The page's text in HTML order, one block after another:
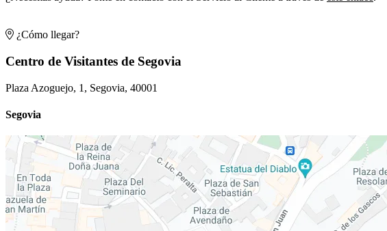
¿Cómo llegar?
Centro de Visitantes de Segovia
Plaza Azoguejo, 1, Segovia, 40001
Segovia